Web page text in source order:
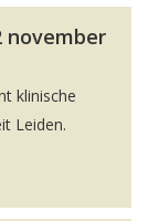
november
klinische
Leiden.